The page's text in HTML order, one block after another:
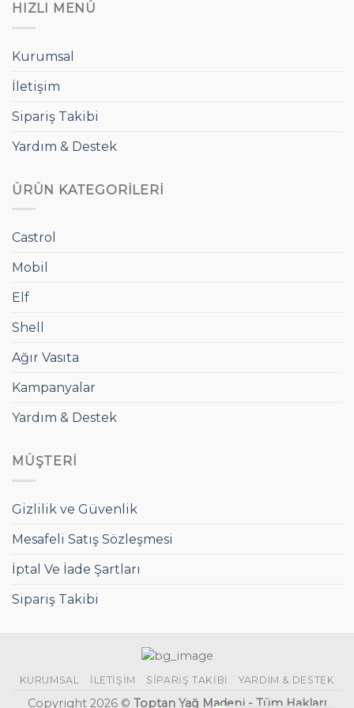
HIZLI MENÜ
Kurumsal
İletişim
Sipariş Takibi
Yardım & Destek
ÜRÜN KATEGORILERI
Castrol
Mobil
Elf
Shell
Ağır Vasıta
Kampanyalar
Yardım & Destek
MÜŞTERI
Gizlilik ve Güvenlik
Mesafeli Satış Sözleşmesi
İptal Ve İade Şartları
Sipariş Takibi
KURUMSAL İLETIŞIM SIPARIŞ TAKIBI YARDIM & DESTEK
Copyright 2026 © Toptan Yağ Madeni - Tüm Hakları